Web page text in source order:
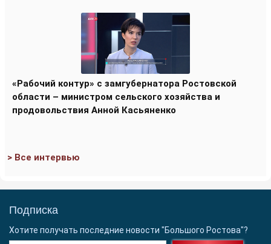
«Рабочий контур» с замгубернатора Ростовской
области – министром сельского хозяйства и
продовольствия Анной Касьяненко
> Все интервью
Подписка
Хотите получать последние новости "Большого Ростова"?